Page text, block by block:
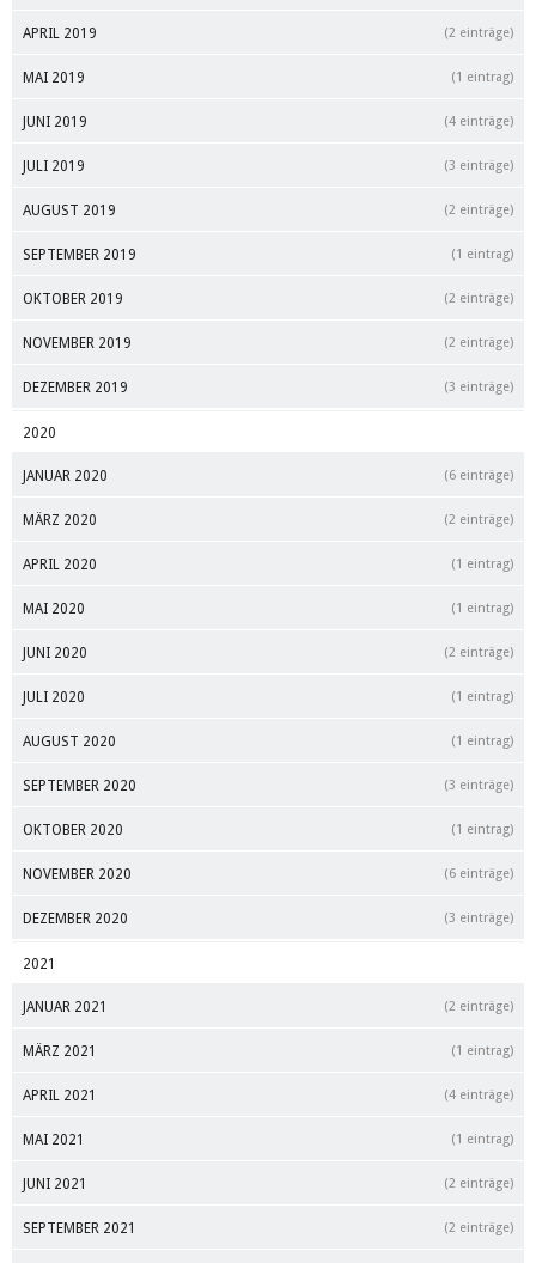
APRIL 2019 (2 einträge)
MAI 2019 (1 eintrag)
JUNI 2019 (4 einträge)
JULI 2019 (3 einträge)
AUGUST 2019 (2 einträge)
SEPTEMBER 2019 (1 eintrag)
OKTOBER 2019 (2 einträge)
NOVEMBER 2019 (2 einträge)
DEZEMBER 2019 (3 einträge)
2020
JANUAR 2020 (6 einträge)
MÄRZ 2020 (2 einträge)
APRIL 2020 (1 eintrag)
MAI 2020 (1 eintrag)
JUNI 2020 (2 einträge)
JULI 2020 (1 eintrag)
AUGUST 2020 (1 eintrag)
SEPTEMBER 2020 (3 einträge)
OKTOBER 2020 (1 eintrag)
NOVEMBER 2020 (6 einträge)
DEZEMBER 2020 (3 einträge)
2021
JANUAR 2021 (2 einträge)
MÄRZ 2021 (1 eintrag)
APRIL 2021 (4 einträge)
MAI 2021 (1 eintrag)
JUNI 2021 (2 einträge)
SEPTEMBER 2021 (2 einträge)